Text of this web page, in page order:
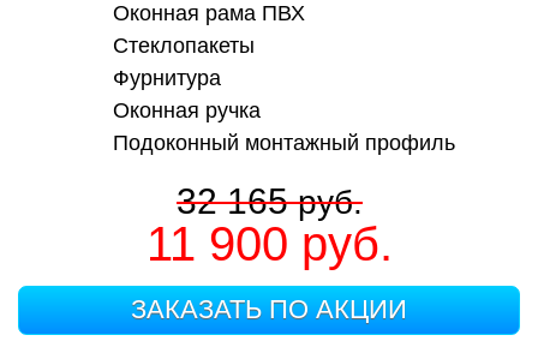
Оконная рама ПВХ
Стеклопакеты
Фурнитура
Оконная ручка
Подоконный монтажный профиль
32 165руб.
11 900 руб.
ЗАКАЗАТЬ ПО АКЦИИ